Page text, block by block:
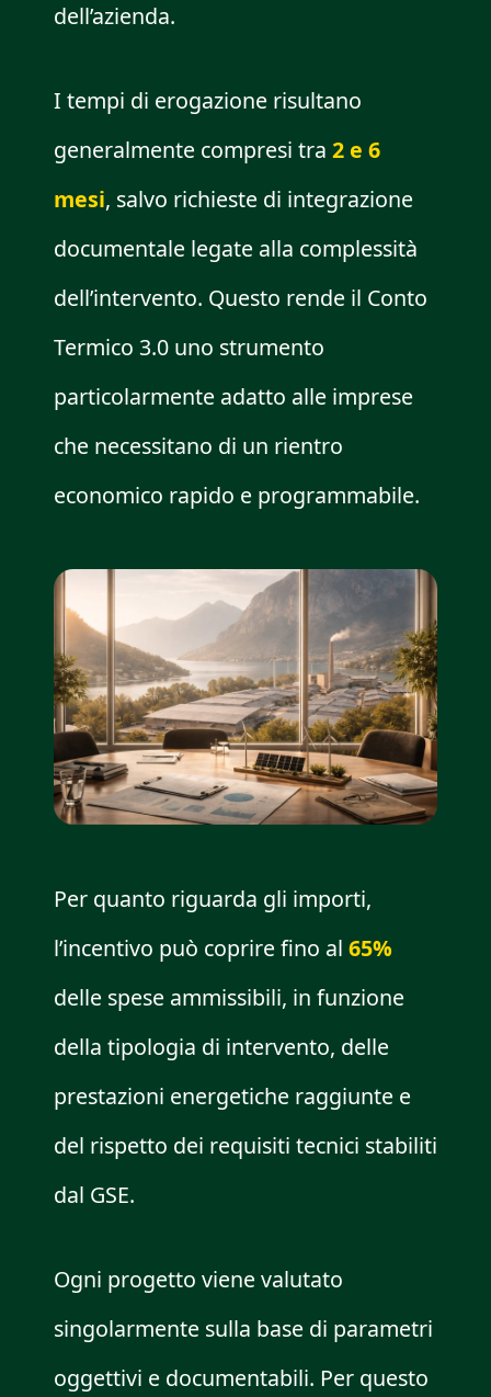
dell’azienda.
I tempi di erogazione risultano
generalmente compresi tra 2 e 6
mesi, salvo richieste di integrazione
documentale legate alla complessità
dell’intervento. Questo rende il Conto
Termico 3.0 uno strumento
particolarmente adatto alle imprese
che necessitano di un rientro
economico rapido e programmabile.
Per quanto riguarda gli importi,
l’incentivo può coprire fino al 65%
delle spese ammissibili, in funzione
della tipologia di intervento, delle
prestazioni energetiche raggiunte e
del rispetto dei requisiti tecnici stabiliti
dal GSE.
Ogni progetto viene valutato
singolarmente sulla base di parametri
oggettivi e documentabili. Per questo